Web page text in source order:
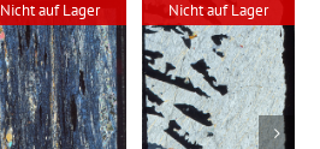
Nicht auf Lager Nicht auf Lager
Abgedeckter
Dünnschliff –
Abgedeckter
Dünnschliff –